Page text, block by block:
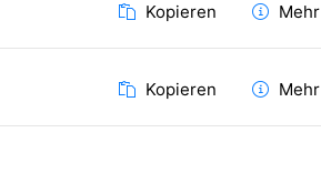
Kopieren Mehr
Kopieren Mehr